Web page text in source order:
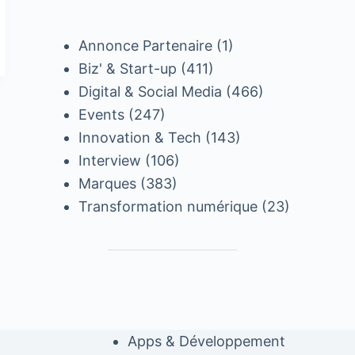
Annonce Partenaire (1)
Biz' & Start-up (411)
Digital & Social Media (466)
Events (247)
Innovation & Tech (143)
Interview (106)
Marques (383)
Transformation numérique (23)
Apps & Développement